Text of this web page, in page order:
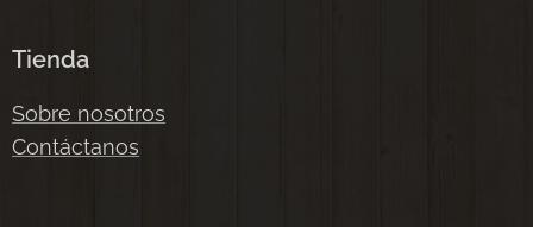
Tienda
Sobre nosotros
Contáctanos